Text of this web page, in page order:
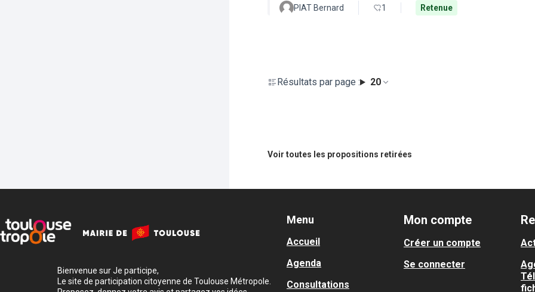
PIAT Bernard 1 Retenue
Résultats par page : 20
Voir toutes les propositions retirées
Bienvenue sur Je participe,
Le site de participation citoyenne de Toulouse Métropole.
Menu
Accueil
Agenda
Consultations
Mon compte
Créer un compte
Se connecter